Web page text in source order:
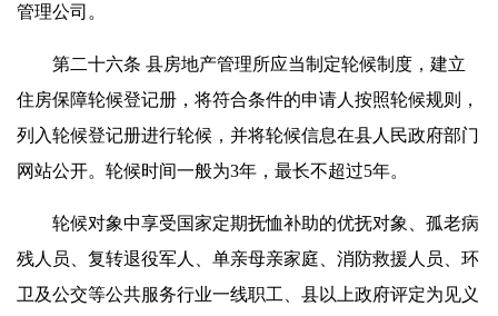
管理公司。
第二十六条 县房地产管理所应当制定轮候制度，建立
住房保障轮候登记册，将符合条件的申请人按照轮候规则，
列入轮候登记册进行轮候，并将轮候信息在县人民政府部门
网站公开。轮候时间一般为3年，最长不超过5年。
轮候对象中享受国家定期抚恤补助的优抚对象、孤老病
残人员、复转退役军人、单亲母亲家庭、消防救援人员、环
卫及公交等公共服务行业一线职工、县以上政府评定为见义